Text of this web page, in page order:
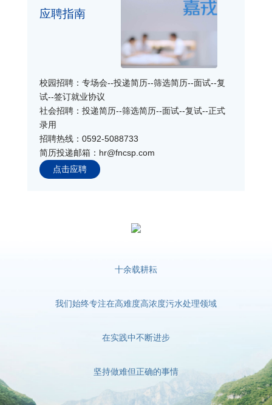
应聘指南
校园招聘：专场会--投递简历--筛选简历--面试--复
试--签订就业协议
社会招聘：投递简历--筛选简历--面试--复试--正式
录用
招聘热线：0592-5088733
简历投递邮箱：hr@fncsp.com
点击应聘
十余载耕耘
我们始终专注在高难度高浓度污水处理领域
在实践中不断进步
坚持做难但正确的事情